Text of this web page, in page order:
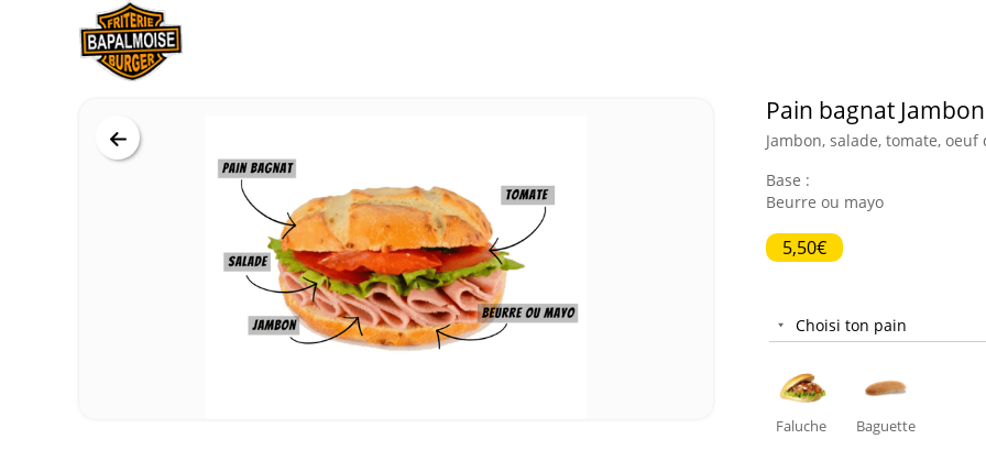
Pain bagnat Jambon
Jambon, salade, tomate, oeuf
Base :
Beurre ou mayo
5,50€
Choisi ton pain
Faluche Baguette